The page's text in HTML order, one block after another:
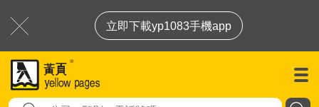
立即下載yp1083手機app